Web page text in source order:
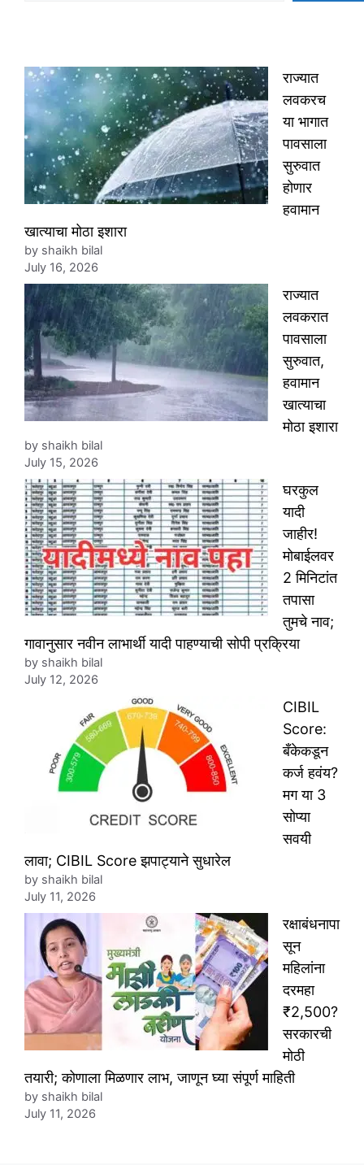
राज्यात
लवकरच
या भागात
पावसाला
सुरुवात
होणार
हवामान
खात्याचा मोठा इशारा
by shaikh bilal
July 16, 2026
राज्यात
लवकरात
पावसाला
सुरुवात,
हवामान
खात्याचा
मोठा इशारा
by shaikh bilal
July 15, 2026
घरकुल
यादी
जाहीर!
मोबाईलवर
2 मिनिटांत
तपासा
तुमचे नाव;
गावानुसार नवीन लाभार्थी यादी पाहण्याची सोपी प्रक्रिया
by shaikh bilal
July 12, 2026
CIBIL
Score:
बँकेकडून
कर्ज हवंय?
मग या 3
सोप्या
सवयी
लावा; CIBIL Score झपाट्याने सुधारेल
by shaikh bilal
July 11, 2026
रक्षाबंधनापा
सून
महिलांना
दरमहा
₹2,500?
सरकारची
मोठी
तयारी; कोणाला मिळणार लाभ, जाणून घ्या संपूर्ण माहिती
by shaikh bilal
July 11, 2026